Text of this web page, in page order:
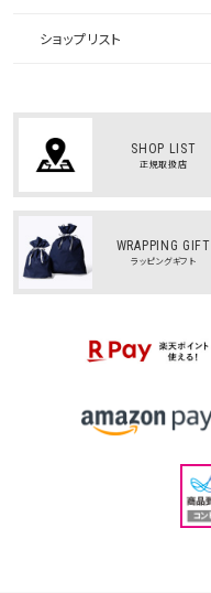
ショップリスト
SHOP LIST
正規取扱店
WRAPPING GIFT
ラッピングギフト